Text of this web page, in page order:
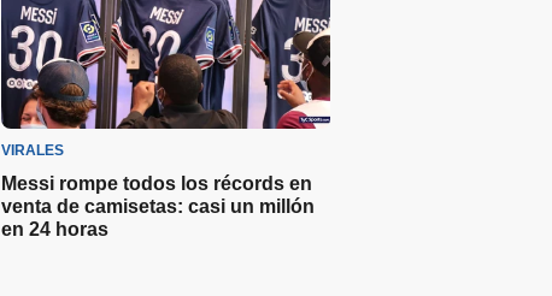
VIRALES
Messi rompe todos los récords en
venta de camisetas: casi un millón
en 24 horas